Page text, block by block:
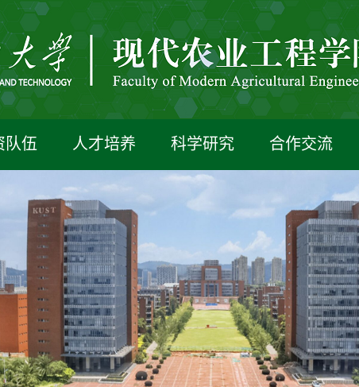
队伍 人才培养 科学研究 合作交流